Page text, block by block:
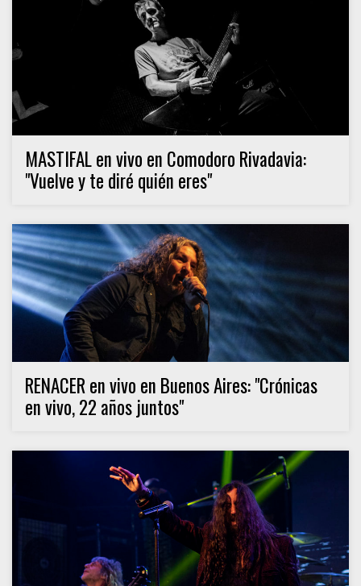
MASTIFAL en vivo en Comodoro Rivadavia:
"Vuelve y te diré quién eres"
RENACER en vivo en Buenos Aires: "Crónicas
en vivo, 22 años juntos"